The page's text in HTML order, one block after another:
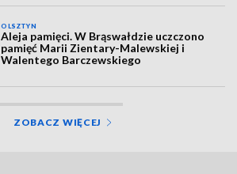
OLSZTYN
Aleja pamięci. W Brąswałdzie uczczono
pamięć Marii Zientary-Malewskiej i
Walentego Barczewskiego
ZOBACZ WIĘCEJ